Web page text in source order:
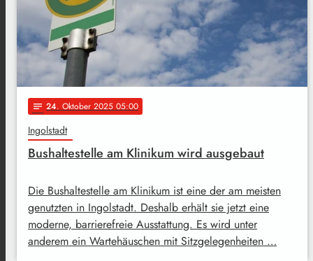
notes 24. Oktober 2025 05:00
Ingolstadt
Bushaltestelle am Klinikum wird ausgebaut
Die Bushaltestelle am Klinikum ist eine der am meisten
genutzten in Ingolstadt. Deshalb erhält sie jetzt eine
moderne, barrierefreie Ausstattung. Es wird unter
anderem ein Wartehäuschen mit Sitzgelegenheiten …